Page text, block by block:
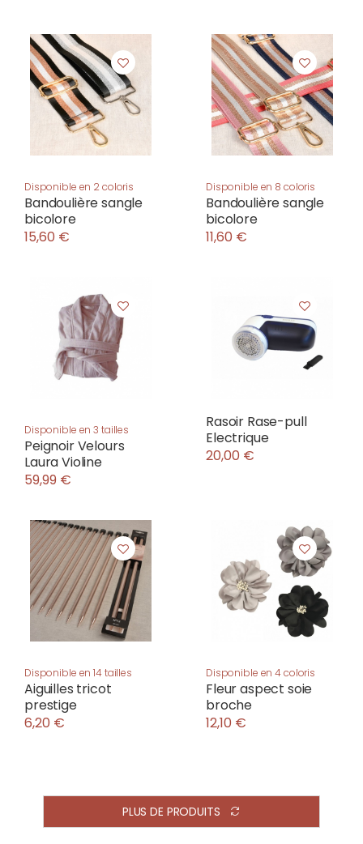
Disponible en 2 coloris
Bandoulière sangle
bicolore
15,60 €
Disponible en 8 coloris
Bandoulière sangle
bicolore
11,60 €
Disponible en 3 tailles
Peignoir Velours
Laura Violine
59,99 €
Rasoir Rase-pull
Electrique
20,00 €
Disponible en 14 tailles
Aiguilles tricot
prestige
6,20 €
Disponible en 4 coloris
Fleur aspect soie
broche
12,10 €
PLUS DE PRODUITS